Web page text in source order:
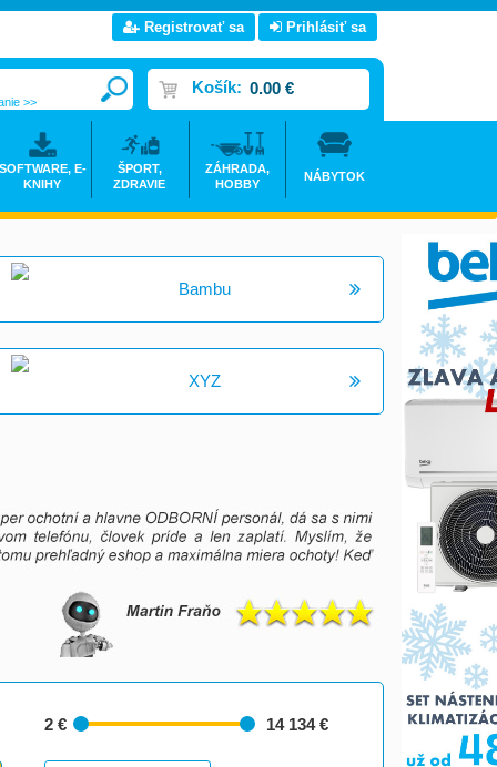
Bambu
XYZ
2 € 14 134 €
Registrovať sa Prihlásiť sa
Košík: 0.00 €
>>
SOFTWARE, E-
KNIHY
ŠPORT,
ZDRAVIE
ZÁHRADA,
HOBBY
NÁBYTOK